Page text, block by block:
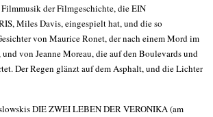
Filmmusik der Filmgeschichte, die EIN
Miles Davis, eingespielt hat, und die so
von Maurice Ronet, der nach einem Mord im
von Jeanne Moreau, die auf den Boulevards und
Der Regen glänzt auf dem Asphalt, und die Lichter
DIE ZWEI LEBEN DER VERONIKA (am